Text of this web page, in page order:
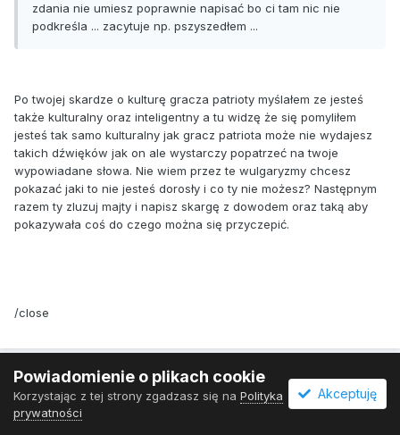
zdania nie umiesz poprawnie napisać bo ci tam nic nie
podkreśla ... zacytuje np. pszyszedłem ...
Po twojej skardze o kulturę gracza patrioty myślałem ze jesteś
także kulturalny oraz inteligentny a tu widzę że się pomyliłem
jesteś tak samo kulturalny jak gracz patriota może nie wydajesz
takich dźwięków jak on ale wystarczy popatrzeć na twoje
wypowiadane słowa. Nie wiem przez te wulgaryzmy chcesz
pokazać jaki to nie jesteś dorosły i co ty nie możesz? Następnym
razem ty zluzuj majty i napisz skargę z dowodem oraz taką aby
pokazywała coś do czego można się przyczepić.
/close
Rybak 476
Opublikowano
Powiadomienie o plikach cookie
Korzystając z tej strony zgadzasz się na Polityka
prywatności
Akceptuję